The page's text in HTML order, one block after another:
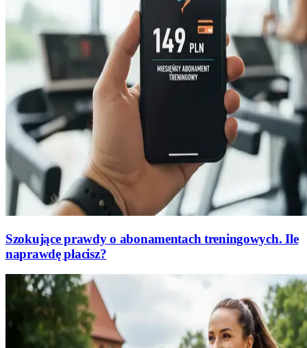
Szokujące prawdy o abonamentach treningowych. Ile
naprawdę płacisz?